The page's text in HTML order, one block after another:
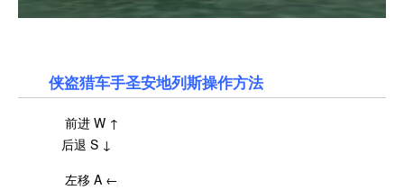
侠盗猎车手圣安地列斯操作方法
前进 W ↑
后退 S ↓
左移 A ←